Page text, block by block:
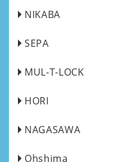
NIKABA
SEPA
MUL-T-LOCK
HORI
NAGASAWA
Ohshima